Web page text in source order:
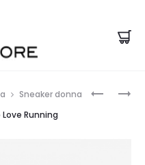
CULT
LOVE
Sneaker donna
Running